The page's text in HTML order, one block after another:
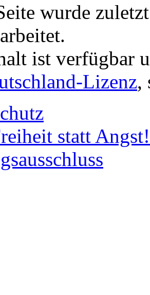
wurde
ist verfügbar
Lizenz,
statt Angst!